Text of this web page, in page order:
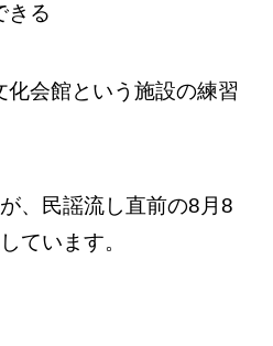
きる
化会館という施設の練習
、民謡流し直前の8月8
ています。